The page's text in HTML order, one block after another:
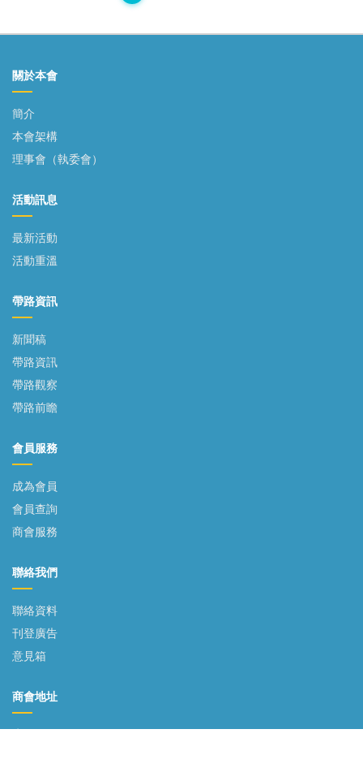
關於本會
簡介
本會架構
理事會（執委會）
活動訊息
最新活動
活動重溫
帶路資訊
新聞稿
帶路資訊
帶路觀察
帶路前瞻
會員服務
成為會員
會員查詢
商會服務
聯絡我們
聯絡資料
刊登廣告
意見箱
商會地址